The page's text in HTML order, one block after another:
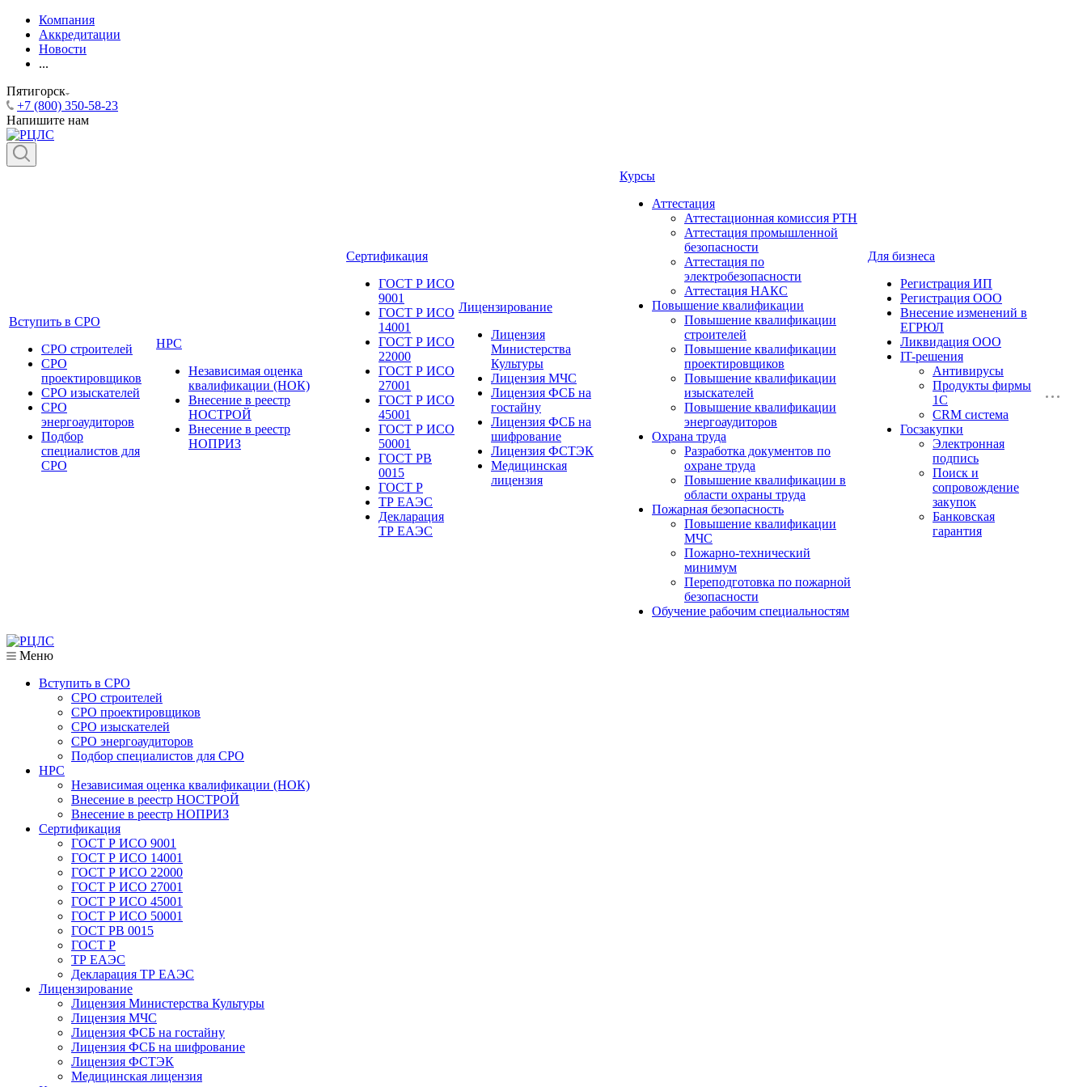
Компания
Аккредитации
Новости
...
Пятигорск
+7 (800) 350-58-23
Напишите нам
Вступить в СРО
СРО строителей
СРО
проектировщиков
СРО изыскателей
СРО
энергоаудиторов
Подбор
специалистов для
СРО
НРС
Независимая оценка
квалификации (НОК)
Внесение в реестр
НОСТРОЙ
Внесение в реестр
НОПРИЗ
Сертификация
ГОСТ Р ИСО
9001
ГОСТ Р ИСО
14001
ГОСТ Р ИСО
22000
ГОСТ Р ИСО
27001
ГОСТ Р ИСО
45001
ГОСТ Р ИСО
50001
ГОСТ РВ
0015
ГОСТ Р
ТР ЕАЭС
Декларация
ТР ЕАЭС
Лицензирование
Лицензия
Министерства
Культуры
Лицензия МЧС
Лицензия ФСБ на
гостайну
Лицензия ФСБ на
шифрование
Лицензия ФСТЭК
Медицинская
лицензия
Курсы
Аттестация
Аттестационная комиссия РТН
Аттестация промышленной
безопасности
Аттестация по
электробезопасности
Аттестация НАКС
Повышение квалификации
Повышение квалификации
строителей
Повышение квалификации
проектировщиков
Повышение квалификации
изыскателей
Повышение квалификации
энергоаудиторов
Охрана труда
Разработка документов по
охране труда
Повышение квалификации в
области охраны труда
Пожарная безопасность
Повышение квалификации
МЧС
Пожарно-технический
минимум
Переподготовка по пожарной
безопасности
Обучение рабочим специальностям
Для бизнеса
Регистрация ИП
Регистрация ООО
Внесение изменений в
ЕГРЮЛ
Ликвидация ООО
IT-решения
Антивирусы
Продукты фирмы
1C
CRM система
Госзакупки
Электронная
подпись
Поиск и
сопровождение
закупок
Банковская
гарантия
Меню
Вступить в СРО
СРО строителей
СРО проектировщиков
СРО изыскателей
СРО энергоаудиторов
Подбор специалистов для СРО
НРС
Независимая оценка квалификации (НОК)
Внесение в реестр НОСТРОЙ
Внесение в реестр НОПРИЗ
Сертификация
ГОСТ Р ИСО 9001
ГОСТ Р ИСО 14001
ГОСТ Р ИСО 22000
ГОСТ Р ИСО 27001
ГОСТ Р ИСО 45001
ГОСТ Р ИСО 50001
ГОСТ РВ 0015
ГОСТ Р
ТР ЕАЭС
Декларация ТР ЕАЭС
Лицензирование
Лицензия Министерства Культуры
Лицензия МЧС
Лицензия ФСБ на гостайну
Лицензия ФСБ на шифрование
Лицензия ФСТЭК
Медицинская лицензия